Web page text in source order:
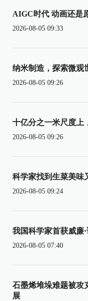
AIGC时代 动画还是
2026-08-05 09:33
纳米制造，探索微观
2026-08-05 09:26
十亿分之一米尺度上
2026-08-05 09:26
科学家找到生菜美味
2026-08-05 09:24
我国科学家首获威廉
2026-08-05 07:40
石墨烯堆垛难题被攻
展